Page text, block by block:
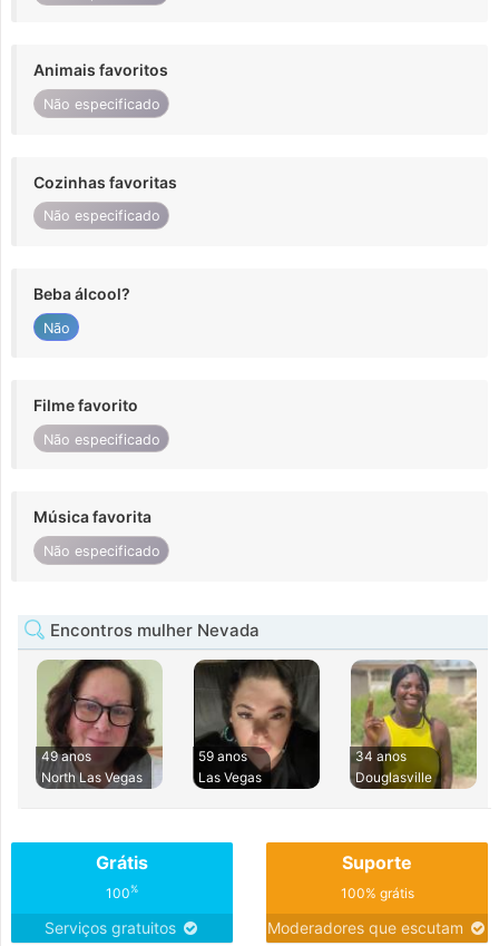
Animais favoritos
Não especificado
Cozinhas favoritas
Não especificado
Beba álcool?
Não
Filme favorito
Não especificado
Música favorita
Não especificado
Encontros mulher Nevada
49 anos
North Las Vegas
59 anos
Las Vegas
34 anos
Douglasville
Grátis
100%
Serviços gratuitos
Suporte
100% grátis
Moderadores que escutam